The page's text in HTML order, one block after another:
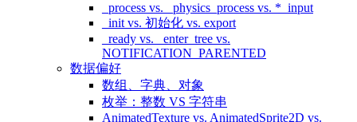
_process vs. _physics_process vs. *_input
_init vs. 初始化 vs. export
_ready vs. _enter_tree vs.
NOTIFICATION_PARENTED
数据偏好
数组、字典、对象
枚举：整数 VS 字符串
AnimatedTexture vs. AnimatedSprite2D vs.